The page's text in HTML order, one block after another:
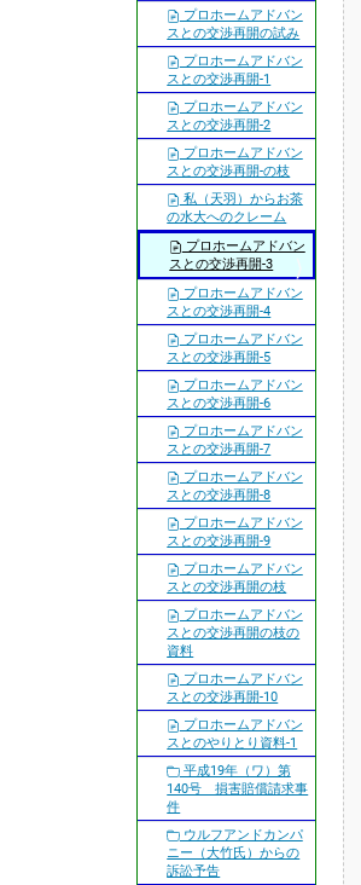
プロホームアドバン
スとの交渉再開の試み
プロホームアドバン
スとの交渉再開-1
プロホームアドバン
スとの交渉再開-2
プロホームアドバン
スとの交渉再開-の枝
私（天羽）からお茶
の水大へのクレーム
プロホームアドバン
スとの交渉再開-3
プロホームアドバン
スとの交渉再開-4
プロホームアドバン
スとの交渉再開-5
プロホームアドバン
スとの交渉再開-6
プロホームアドバン
スとの交渉再開-7
プロホームアドバン
スとの交渉再開-8
プロホームアドバン
スとの交渉再開-9
プロホームアドバン
スとの交渉再開の枝
プロホームアドバン
スとの交渉再開の枝の
資料
プロホームアドバン
スとの交渉再開-10
プロホームアドバン
スとのやりとり資料-1
平成19年（ワ）第
140号 損害賠償請求事
件
ウルフアンドカンパ
ニー（大竹氏）からの
訴訟予告